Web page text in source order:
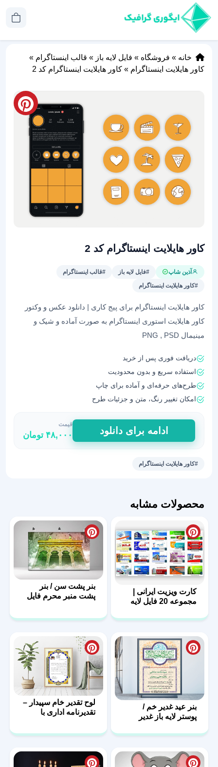
خانه » فروشگاه » فایل لایه باز » قالب اینستاگرام »
کاور هایلایت اینستاگرام » کاور هایلایت اینستاگرام کد 2
کاور هایلایت اینستاگرام کد 2
آذین شاپ #فایل لایه باز
#قالب اینستاگرام
#کاور هایلایت اینستاگرام
کاور هایلایت اینستاگرام برای پیج کاری | دانلود عکس و وکتور
کاور هایلایت استوری اینستاگرام به صورت آماده و شیک و
مینیمال PNG , PSD
دریافت فوری پس از خرید
استفاده سریع و بدون محدودیت
طرح‌های حرفه‌ای و آماده برای چاپ
امکان تغییر رنگ، متن و جزئیات طرح
کاور
هایلایت
اینستاگرام
کد
ادامه برای دانلود
قیمت
۴۸,۰۰۰ تومان
#کاور هایلایت اینستاگرام
محصولات مشابه
کارت ویزیت ایرانی |
مجموعه 20 فایل لایه
بنر پشت سن / بنر
پشت منبر محرم فایل
بنر عید غدیر خم /
پوستر لایه باز غدیر
لوح تقدیر خام سپیدار –
تقدیرنامه اداری با